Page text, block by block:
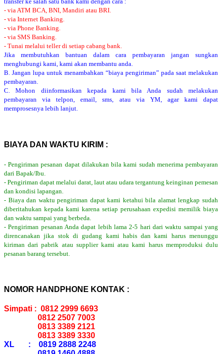
- via ATM BCA, BNI, Mandiri atau BRI.
- via Internet Banking.
- via Phone Banking.
- via SMS Banking.
- Tunai melalui teller di setiap cabang bank.
Jika membutuhkan bantuan dalam cara pembayaran jangan sungkan
menghubungi kami, kami akan membantu anda.
B. Jangan lupa untuk menambahkan “biaya pengiriman” pada saat melakukan
pembayaran.
C. Mohon diinformasikan kepada kami bila Anda sudah melakukan
pembayaran via telpon, email, sms, atau via YM, agar kami dapat
memprosesnya lebih lanjut.
BIAYA DAN WAKTU KIRIM :
- Pengiriman pesanan dapat dilakukan bila kami sudah menerima pembayaran
dari Bapak/Ibu.
- Pengiriman dapat melalui darat, laut atau udara tergantung keinginan pemesan
dan kondisi lapangan.
- Biaya dan waktu pengiriman dapat kami ketahui bila alamat lengkap sudah
diberitahukan kepada kami karena setiap perusahaan expedisi memilik biaya
dan waktu sampai yang berbeda.
- Pengiriman pesanan Anda dapat lebih lama 2-5 hari dari waktu sampai yang
direncanakan jika stok di gudang kami habis dan kami harus menunggu
kiriman dari pabrik atau supplier kami atau kami harus memproduksi dulu
pesanan barang tersebut.
NOMOR HANDPHONE KONTAK :
Simpati : 0812 2999 6693
0812 2507 7003
0813 3389 2121
0813 3389 3330
XL : 0819 2888 2248